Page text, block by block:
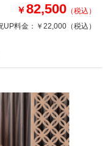
ズ）【17,600円相当】付き
日
￥82,500 （税込）
UP料金： ￥22,000 （税込）
新郎衣装1着
小物一式
台紙付写真